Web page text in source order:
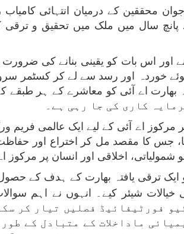
محققین کے درمیان انتہائی
اس بات کو یقینی بنانے کی ضرورت
ہوئے خوردہ اور رسد سے لے کر
اے آئی کو معاشرے کے ہر طبقے کے
اے آئی کے لیے ایک عالمی فریم
کا مقصد مل کر اختراع اور حفاظت
ایک ترقی یافتہ بھارت کے ہدف کے
شیئر کیے۔ انہوں نے اہم
فورٹیفائیڈ فصلیں تیار کر
ماداخلات کے متبادل کے